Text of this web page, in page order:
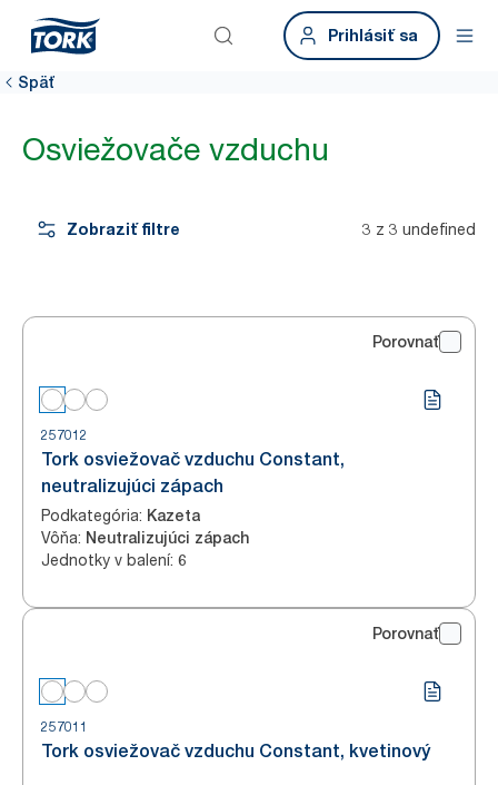
Prihlásiť sa
Späť
Osviežovače vzduchu
Zobraziť filtre 3 z 3 undefined
Porovnať
257012
Tork osviežovač vzduchu Constant,
neutralizujúci zápach
Podkategória: Kazeta
Vôňa: Neutralizujúci zápach
Jednotky v balení: 6
Porovnať
257011
Tork osviežovač vzduchu Constant, kvetinový